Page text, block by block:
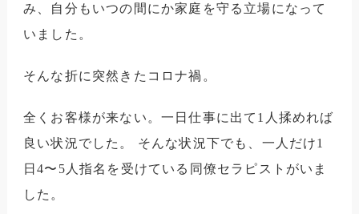
み、自分もいつの間にか家庭を守る立場になって
いました。
そんな折に突然きたコロナ禍。
全くお客様が来ない。一日仕事に出て1人揉めれば
良い状況でした。
そんな状況下でも、一人だけ1
日4〜5人指名を受けている同僚セラピストがいま
した。